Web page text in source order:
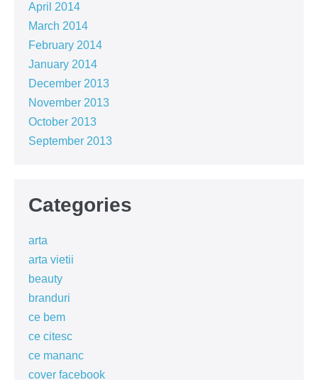
April 2014
March 2014
February 2014
January 2014
December 2013
November 2013
October 2013
September 2013
Categories
arta
arta vietii
beauty
branduri
ce bem
ce citesc
ce mananc
cover facebook